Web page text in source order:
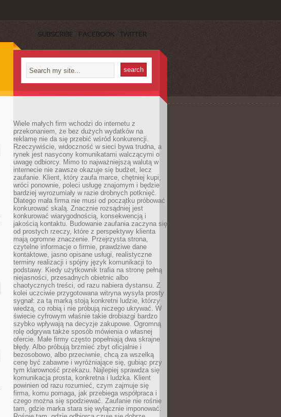
SUBSCRIBE FACEBOOK TWITTER
Wiele małych firm wchodzi do internetu z
przekonaniem, że bez dużych wydatków na
reklamę nie da się przebić wśród konkurencji.
Rzeczywiście, widoczność w sieci bywa trudna, a
rynek jest nasycony komunikatami walczącymi o
uwagę odbiorcy. Mimo to najważniejszą walutą w
internecie nie zawsze okazuje się budżet, lecz
zaufanie. Klient, który zaufa marce, chętniej kupi,
wróci ponownie, poleci usługę znajomym i będzie
bardziej wyrozumiały w razie drobnych potknięć.
Dlatego mała firma nie musi od początku próbować
konkurować skalą. Znacznie rozsądniej jest
konkurować wiarygodnością, konsekwencją i
jakością kontaktu. Budowanie zaufania zaczyna się
od prostych rzeczy, które z perspektywy klienta
mają ogromne znaczenie. Przejrzysta strona,
czytelne informacje o firmie, prawdziwe dane
kontaktowe, jasno opisane usługi, realistyczne
terminy realizacji i spójny język komunikacji to
podstawy. Kiedy użytkownik trafia na stronę pełną
niejasności, przesadnych obietnic albo
chaotycznych treści, od razu nabiera dystansu. Z
kolei uczciwie przygotowana witryna wysyła prosty
sygnał: za tą marką stoją konkretni ludzie, którzy
wiedzą, co robią i nie próbują niczego ukrywać. W
świecie cyfrowym właśnie takie drobiazgi bardzo
szybko wpływają na decyzje zakupowe. Ogromną
rolę odgrywa także sposób mówienia o własnej
ofercie. Małe firmy często popełniają dwa skrajne
błędy. Albo próbują brzmieć zbyt oficjalnie i
bezosobowo, albo przeciwnie, chcą za wszelką
cenę być zabawne i wyróżniające się, gubiąc przy
tym klarowność przekazu. Najlepiej sprawdza się
komunikacja prosta, konkretna i ludzka. Klient
powinien od razu rozumieć, czym zajmuje się
firma, komu pomaga, jak przebiega współpraca i
czego można się spodziewać. Zaufanie nie rośnie
tam, gdzie marka stara się wyłącznie imponować.